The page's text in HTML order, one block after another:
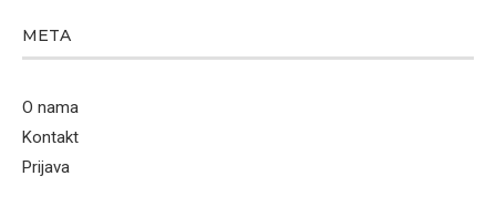
META
O nama
Kontakt
Prijava